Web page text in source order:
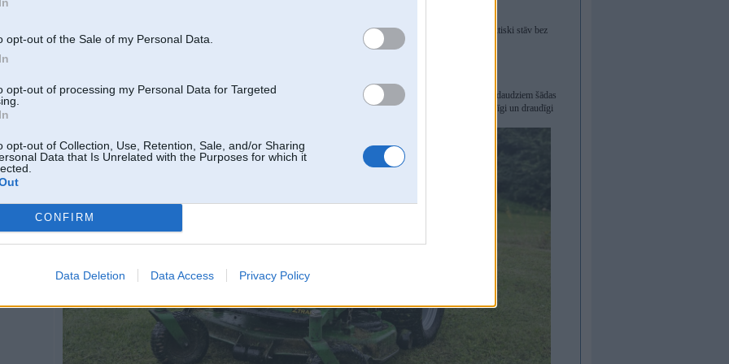
opt-out of the Sale of my Personal Data.
opt-out of processing my Personal Data for Targeted
opt-out of Collection, Use, Retention, Sale, and/or Sharing
Data that Is Unrelated with the Purposes for which it
CONFIRM
Data Deletion Data Access Privacy Policy
Nākošajā gadā plāns iesoļot dīzelī, iespējams, notirgot PF21 AWD raideri, pat varbūt x485 džoni, jo tie šobrīd faktiski stāv bez
pielietojuma
Da vispār, ja grib komerciālo, tad tikai un vienīgi padsmitgadīgi komerciālie. Bet tur uzmanīgi ar piedāvājumu, jo daudziem šādas
tādas nianses būs sagādājuši negodīgi perekupi. Mūsdienās pa 9-10k būs vienreizējās kārbas. Bet izskatīsies modīgi un draudīgi